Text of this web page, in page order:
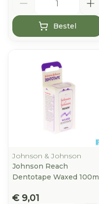
Bestel
Johnson & Johnson
Johnson Reach
Dentotape Waxed 100m
€ 9,01